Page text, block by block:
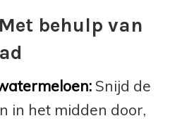
behulp van
Snijd de
in het midden door,